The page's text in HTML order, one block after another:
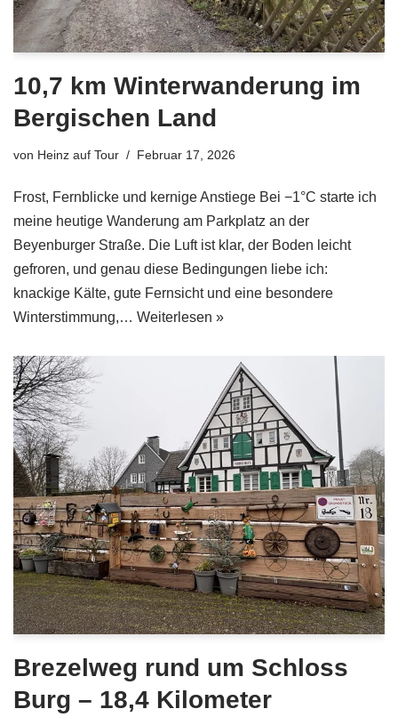
10,7 km Winterwanderung im
Bergischen Land
von Heinz auf Tour Februar 17, 2026
Frost, Fernblicke und kernige Anstiege Bei −1°C starte ich
meine heutige Wanderung am Parkplatz an der
Beyenburger Straße. Die Luft ist klar, der Boden leicht
gefroren, und genau diese Bedingungen liebe ich:
knackige Kälte, gute Fernsicht und eine besondere
Winterstimmung,… Weiterlesen »
Brezelweg rund um Schloss
Burg – 18,4 Kilometer